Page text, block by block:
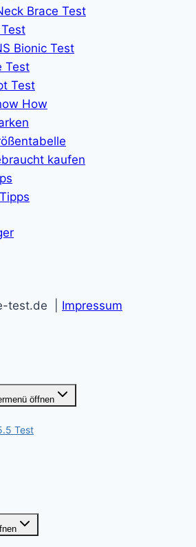
Brace Test
Bionic Test
Test
Test
How
kaufen
test.de | Impressum
öffnen
Test